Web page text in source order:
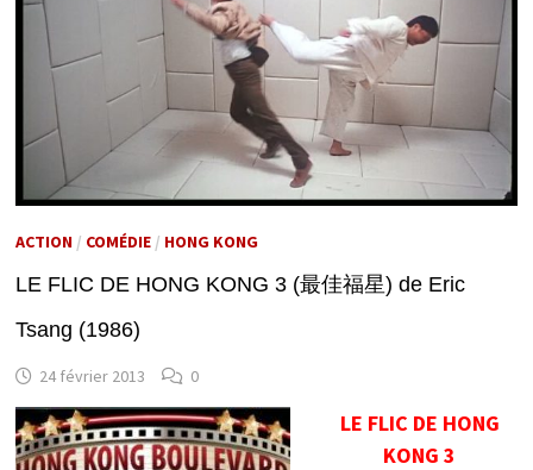
ACTION/ COMÉDIE/ HONG KONG
LE FLIC DE HONG KONG 3 (最佳福星) de Eric
Tsang (1986)
24 février 2013 0
LE FLIC DE HONG
KONG 3